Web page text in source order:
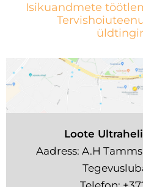
Isikuandmete
Loote
Aadress: A.H